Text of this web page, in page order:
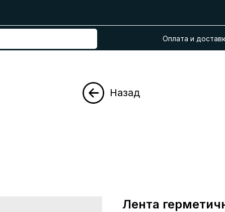
Оплата и
Назад
Лента